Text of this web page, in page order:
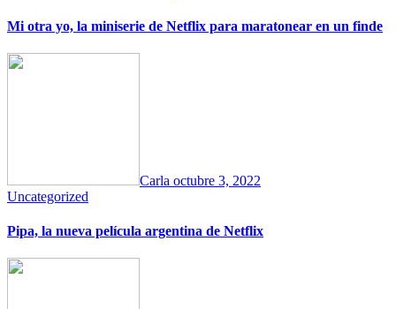
Mi otra yo, la miniserie de Netflix para maratonear en un finde
Carla octubre 3, 2022
Uncategorized
Pipa, la nueva película argentina de Netflix